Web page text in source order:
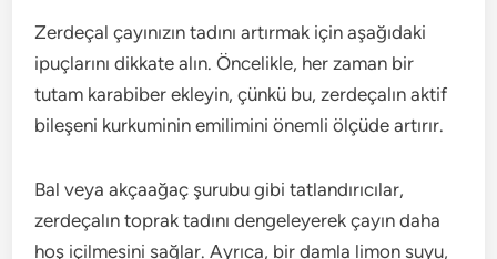
Zerdeçal çayınızın tadını artırmak için aşağıdaki
ipuçlarını dikkate alın. Öncelikle, her zaman bir
tutam karabiber ekleyin, çünkü bu, zerdeçalın aktif
bileşeni kurkuminin emilimini önemli ölçüde artırır.
Bal veya akçaağaç şurubu gibi tatlandırıcılar,
zerdeçalın toprak tadını dengeleyerek çayın daha
hoş içilmesini sağlar. Ayrıca, bir damla limon suyu,